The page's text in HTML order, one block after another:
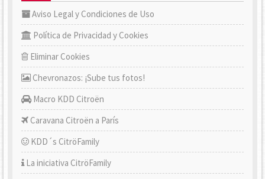
Aviso Legal y Condiciones de Uso
Política de Privacidad y Cookies
Eliminar Cookies
Chevronazos: ¡Sube tus fotos!
Macro KDD Citroën
Caravana Citroën a París
KDD´s CitröFamily
La iniciativa CitröFamily